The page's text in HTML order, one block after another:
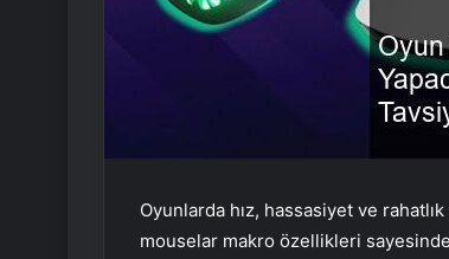
Oyunlarda hız, hassasiyet ve
mouselar makro özellikleri sayesinde